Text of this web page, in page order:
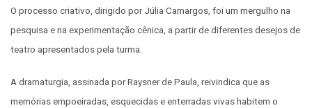
O processo criativo, dirigido por Júlia Camargos, foi um mergulho na
pesquisa e na experimentação cênica, a partir de diferentes desejos de
teatro apresentados pela turma.
A dramaturgia, assinada por Raysner de Paula, reivindica que as
memórias empoeiradas, esquecidas e enterradas vivas habitem o